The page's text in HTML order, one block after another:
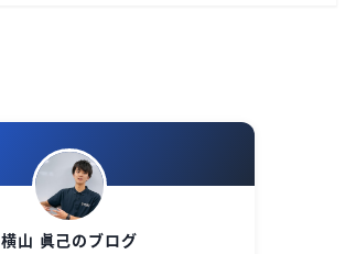
横山 眞己のブログ